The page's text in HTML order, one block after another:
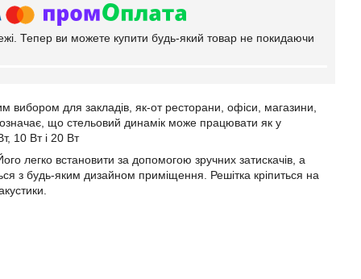
Тепер ви можете купити будь-який товар не покидаючи
вибором для закладів, як-от ресторани, офіси, магазини,
що стельовий динамік може працювати як у
10 Вт і 20 Вт
легко встановити за допомогою зручних затискачів, а
з будь-яким дизайном приміщення. Решітка кріпиться на